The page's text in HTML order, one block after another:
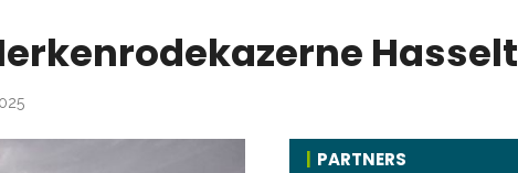
Hasselt
PARTNERS